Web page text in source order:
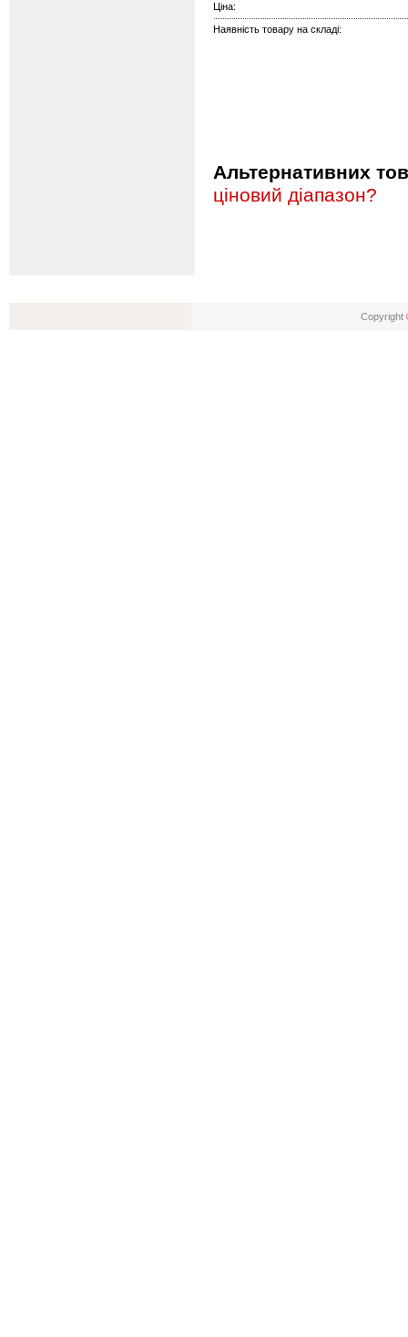
Ціна:
Наявність товару на складі:
Альтернативних
ціновий діапазон?
Copyright